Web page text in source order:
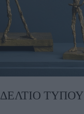
ΔΕΛΤΙΟ ΤΥΠΟΥ